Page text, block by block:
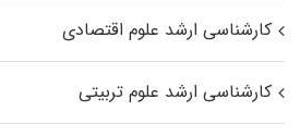
کارشناسی ارشد علوم اقتصادی
کارشناسی ارشد علوم تربیتی